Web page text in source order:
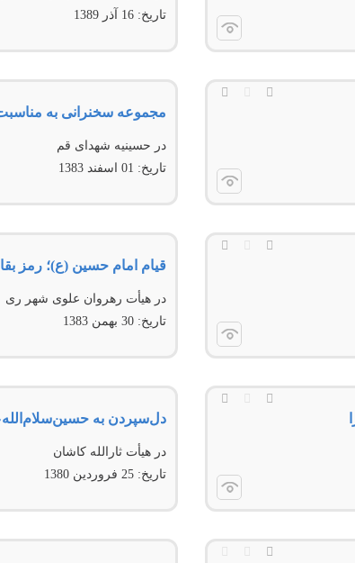
تاریخ: 16 آذر 1389
مجموعه سخنرانى به مناسبت
در حسينیه‌ شهدای قم
تاریخ: 01 اسفند 1383
قیام امام حسین (ع)؛ رمز
در هیأت رهروان علوى شهر رى
تاریخ: 30 بهمن 1383
دل‌سپردن به
در هیأت ثارالله کاشان
تاریخ: 25 فروردين 1380